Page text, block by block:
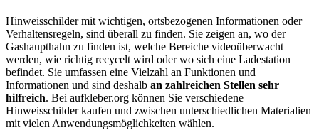
Hinweisschilder mit wichtigen, ortsbezogenen Informationen oder
Verhaltensregeln, sind überall zu finden. Sie zeigen an, wo der
Gashaupthahn zu finden ist, welche Bereiche videoüberwacht
werden, wie richtig recycelt wird oder wo sich eine Ladestation
befindet. Sie umfassen eine Vielzahl an Funktionen und
Informationen und sind deshalb an zahlreichen Stellen sehr
hilfreich. Bei aufkleber.org können Sie verschiedene
Hinweisschilder kaufen und zwischen unterschiedlichen Materialien
mit vielen Anwendungsmöglichkeiten wählen.